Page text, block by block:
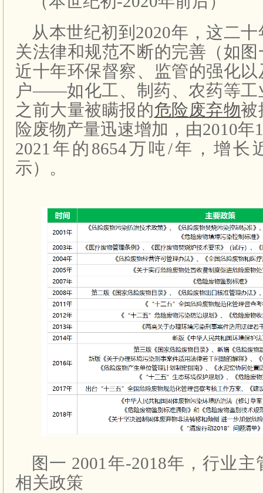
从本世纪初到2020年，这二
关法律和规范不断的完善（如
近十年环保督察、监管的强化
户——如化工、制药、农药等工
之前大量被瞒报的危险废弃物被
险废物产量迅速增加，由2010年
2021年的8654万吨/年，增长
示）。
图一 2001年-2018年，行业
相关政策